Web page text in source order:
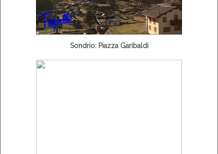
Sondrio: Piazza Garibaldi